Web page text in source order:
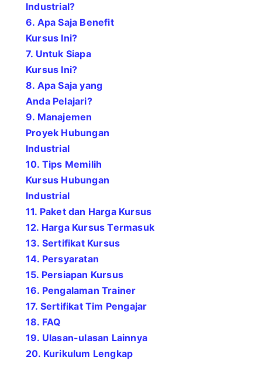
Industrial?
6. Apa Saja Benefit
Kursus Ini?
7. Untuk Siapa
Kursus Ini?
8. Apa Saja yang
Anda Pelajari?
9. Manajemen
Proyek Hubungan
Industrial
10. Tips Memilih
Kursus Hubungan
Industrial
11. Paket dan Harga Kursus
12. Harga Kursus Termasuk
13. Sertifikat Kursus
14. Persyaratan
15. Persiapan Kursus
16. Pengalaman Trainer
17. Sertifikat Tim Pengajar
18. FAQ
19. Ulasan-ulasan Lainnya
20. Kurikulum Lengkap